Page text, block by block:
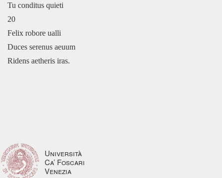
Tu conditus quieti
20
Felix robore ualli
Duces serenus aeuum
Ridens aetheris iras.
Università
Ca’ Foscari
Venezia